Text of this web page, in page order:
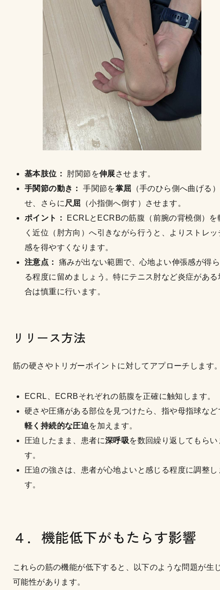
基本肢位： 肘関節を伸展させます。
手関節の動き：
手関節を掌屈 （手のひら側へ曲げる
せ、さらに 尺屈 （小指側へ倒す）させます。
ポイント：
ECRLとECRBの筋腹（前腕の背橈側）を
く近位（肘方向）へ引きながら行うと、よりストレッ
感を得やすくなります。
注意点：
痛みが出ない範囲で、心地よい伸張感が得
る程度に留めましょう。特にテニス肘など炎症がある
合は慎重に行います。
リリース方法
筋の硬さやトリガーポイントに対してアプローチします
ECRL、ECRBそれぞれの筋腹を正確に触知します。
硬さや圧痛がある部位を見つけたら、指や母指球など
軽く持続的な圧迫 を加えます。
圧迫したまま、患者に深呼吸を数回繰り返してもらい
す。
圧迫の強さは、患者が心地よいと感じる程度に調整し
す。
４．機能低下がもたらす影響
これらの筋の機能が低下すると、以下のような問題が生
可能性があります。